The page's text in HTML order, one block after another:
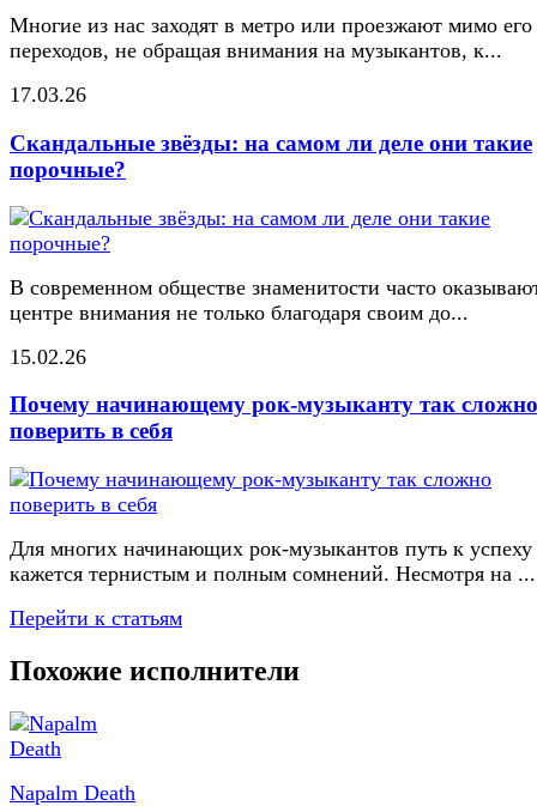
Многие из нас заходят в метро или проезжают мимо его
переходов, не обращая внимания на музыкантов, к...
17.03.26
Скандальные звёзды: на самом ли деле они такие
порочные?
В современном обществе знаменитости часто
центре внимания не только благодаря своим до...
15.02.26
Почему начинающему рок-музыканту так сложно
поверить в себя
Для многих начинающих рок-музыкантов путь к успеху
кажется тернистым и полным сомнений. Несмотря на ...
Перейти к статьям
Похожие исполнители
Napalm Death